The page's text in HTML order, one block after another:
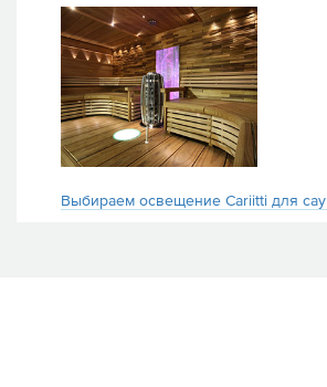
Выбираем освещение Cariitti для